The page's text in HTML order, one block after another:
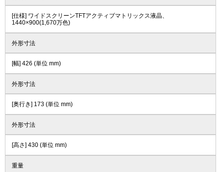
[仕様] ワイドスクリーンTFTアクティブマトリックス液晶、
1440×900(1,670万色)
外形寸法
[幅] 426 (単位 mm)
外形寸法
[奥行き] 173 (単位 mm)
外形寸法
[高さ] 430 (単位 mm)
重量